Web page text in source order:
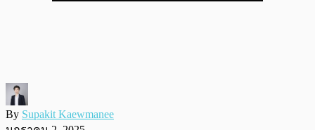
By Supakit Kaewmanee